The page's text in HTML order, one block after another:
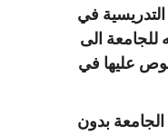
التدريسية في
للجامعة الى
عليها في
بدون